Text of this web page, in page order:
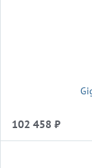
102 458 ₽